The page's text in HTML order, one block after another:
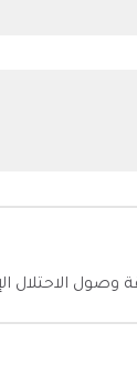
وصول الاحتلال